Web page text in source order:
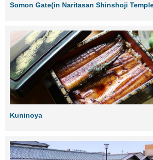
Somon Gate(in Naritasan Shinshoji
Kuninoya